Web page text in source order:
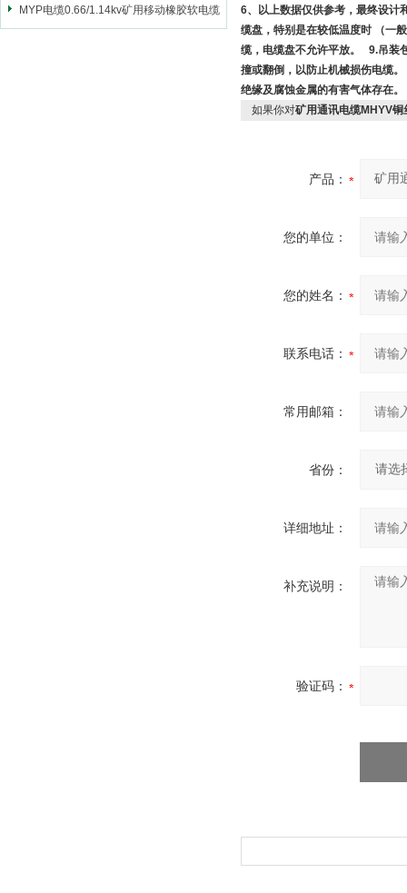
MYP电缆0.66/1.14kv矿用移动橡胶软电缆
6、以上数据仅供参考，最终设计
缆盘，特别是在较低温度时 （一
缆，电缆盘不允许平放。 9.吊装
撞或翻倒，以防止机械损伤电缆
绝缘及腐蚀金属的有害气体存在。
如果你对矿用通讯电缆MHYV铜
产品：
您的单位：
您的姓名：
联系电话：
常用邮箱：
省份：
详细地址：
补充说明：
验证码：